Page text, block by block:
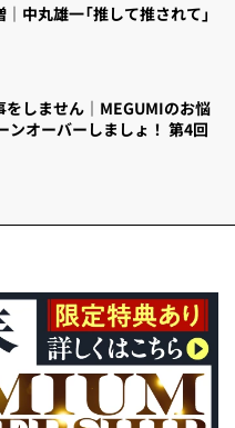
中丸雄一「推して推されて」
をしません｜MEGUMIのお悩
ンオーバーしましょ！ 第4回